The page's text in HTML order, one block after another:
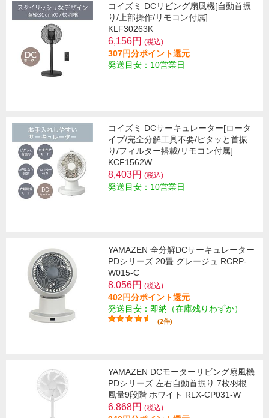
コイズミ DCリビング扇風機[自動首振
り/上部操作/リモコン付属]
KLF30263K
6,156円 (税込)
307円分ポイント還元
発送目安：10営業日
コイズミ DCサーキュレーター[ロータ
イプ/完全分解工具不要/ピタッと首振
り/フィルター搭載/リモコン付属]
KCF1562W
8,403円 (税込)
発送目安：10営業日
YAMAZEN 全分解DCサーキュレーター
PDシリーズ 20畳 グレージュ RCRP-
W015-C
8,056円 (税込)
402円分ポイント還元
発送目安：即納（在庫残りわずか）
(2件)
YAMAZEN DCモーターリビング扇風機
PDシリーズ 左右自動首振り 7枚羽根
風量9段階 ホワイト RLX-CP031-W
6,868円 (税込)